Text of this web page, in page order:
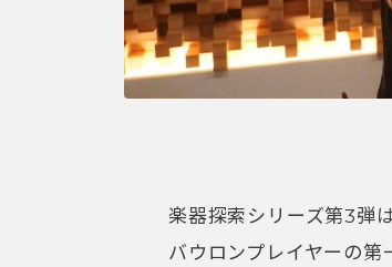
楽器探索シリーズ第3弾
バウロンプレイヤーの第